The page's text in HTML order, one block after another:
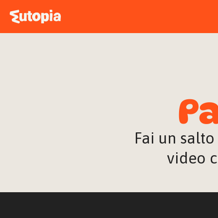
Fai un
video